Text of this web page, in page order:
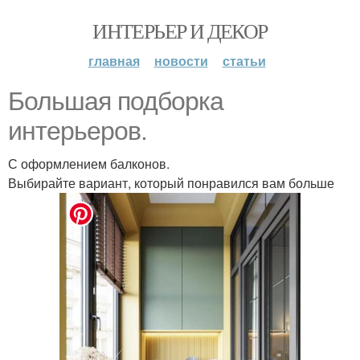
ИНТЕРЬЕР И ДЕКОР
главная новости статьи
Большая подборка
интерьеров.
С оформлением балконов.
Выбирайте вариант, который понравился вам больше